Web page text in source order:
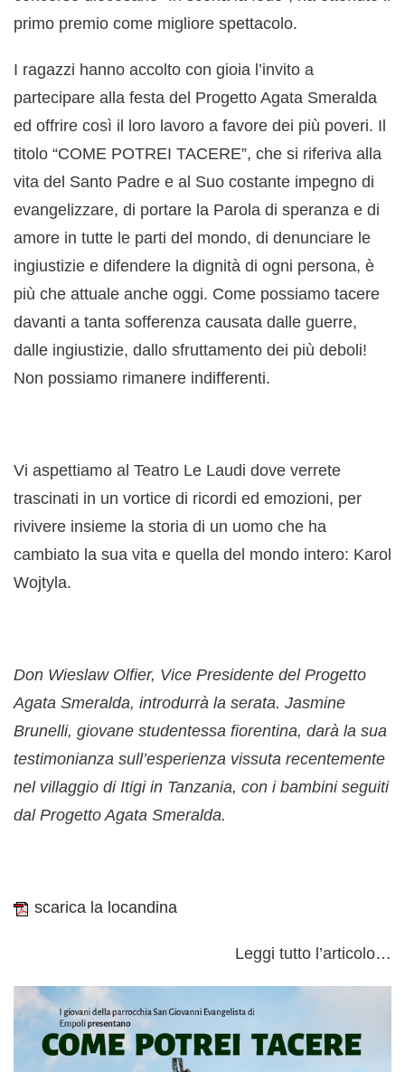
primo premio come migliore spettacolo.
I ragazzi hanno accolto con gioia l’invito a
partecipare alla festa del Progetto Agata Smeralda
ed offrire così il loro lavoro a favore dei più poveri. Il
titolo “COME POTREI TACERE”, che si riferiva alla
vita del Santo Padre e al Suo costante impegno di
evangelizzare, di portare la Parola di speranza e di
amore in tutte le parti del mondo, di denunciare le
ingiustizie e difendere la dignità di ogni persona, è
più che attuale anche oggi. Come possiamo tacere
davanti a tanta sofferenza causata dalle guerre,
dalle ingiustizie, dallo sfruttamento dei più deboli!
Non possiamo rimanere indifferenti.
Vi aspettiamo al Teatro Le Laudi dove verrete
trascinati in un vortice di ricordi ed emozioni, per
rivivere insieme la storia di un uomo che ha
cambiato la sua vita e quella del mondo intero: Karol
Wojtyla.
Don Wieslaw Olfier, Vice Presidente del Progetto
Agata Smeralda, introdurrà la serata. Jasmine
Brunelli, giovane studentessa fiorentina, darà la sua
testimonianza sull’esperienza vissuta recentemente
nel villaggio di Itigi in Tanzania, con i bambini seguiti
dal Progetto Agata Smeralda.
scarica la locandina
Leggi tutto l’articolo…